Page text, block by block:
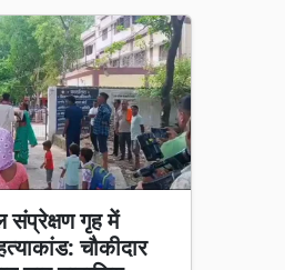
संप्रेक्षण गृह में
चौकीदार